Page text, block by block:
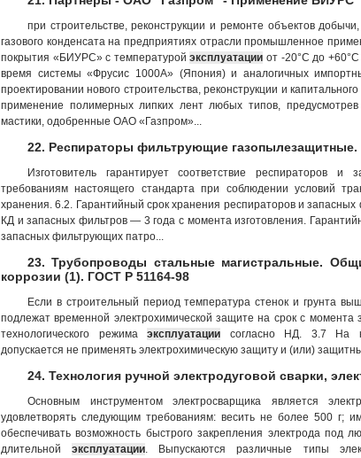
при строительстве, реконструкции и ремонте объектов
газового конденсата на предприятиях отрасли промышленное
покрытия «БИУРС» с температуройэксплуатации от -20°С до
время системы «Фрусис 1000А» (Япония) и аналогичных
проектировании нового строительства, реконструкции и
применение полимерных липких лент любых типов,
мастики, одобренные ОАО «Газпром»...
22. Респираторы фильтрующие газопылезащитные.
Изготовитель гарантирует соответствие респираторов и
требованиям настоящего стандарта при соблюдении условий
хранения. 6.2. Гарантийный срок хранения респираторов и
КД и запасных фильтров — 3 года с момента изготовления.
запасных фильтрующих патро...
23. Трубопроводы стальные магистральные.
коррозии (1). ГОСТ Р 51164-98
Если в строительный период температура стенок и грунта
подлежат временной электрохимической защите на срок с момента
технологического режима эксплуатации согласно НД. 3.7 На
допускается не применять электрохимическую защиту и (или)
24. Технология ручной электродуговой сварки,
Основным инструментом электросварщика является
удовлетворять следующим требованиям: весить не более 500 г;
обеспечивать возможность быстрого закрепления электрода под
длительнойэксплуатации. Выпускаются различные типы